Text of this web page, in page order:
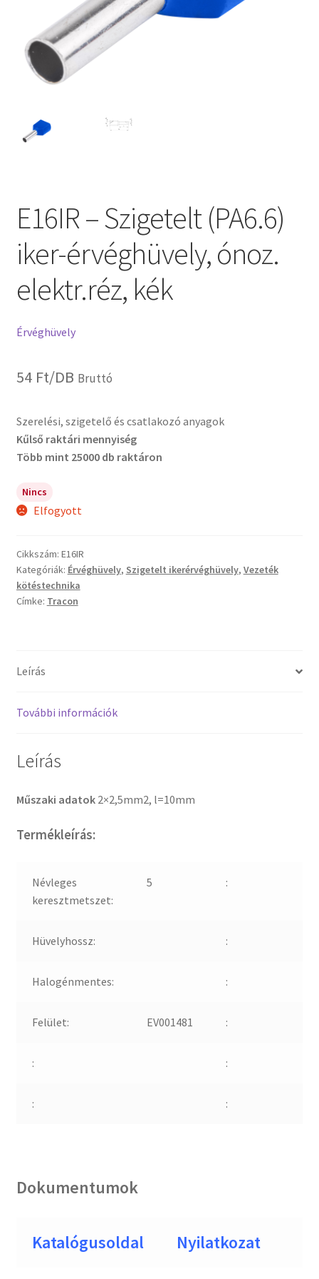
E16IR – Szigetelt (PA6.6)
iker-érvéghüvely, ónoz.
elektr.réz, kék
Érvéghüvely
54 Ft/DB Bruttó
Szerelési, szigetelő és csatlakozó anyagok
Kűlső raktári mennyiség
Több mint 25000 db raktáron
Nincs
Elfogyott
Cikkszám: E16IR
Kategóriák: Érvéghüvely, Szigetelt ikerérvéghüvely, Vezeték
kötéstechnika
Címke: Tracon
Leírás
További információk
Leírás
Műszaki adatok 2×2,5mm2, l=10mm
Termékleírás:
Névleges
keresztmetszet:
5 :
Hüvelyhossz: :
Halogénmentes: :
Felület: EV001481 :
: :
: :
Dokumentumok
Katalógusoldal Nyilatkozat